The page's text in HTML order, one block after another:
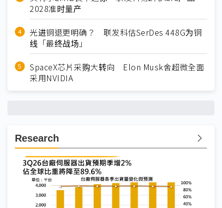
2028准时量产
光进铜退更明确？ 联发科估SerDes 448G为铜
线「最终战场」
SpaceX芯片采购大转向 Elon Musk舍超微全面
采用NVIDIA
Research